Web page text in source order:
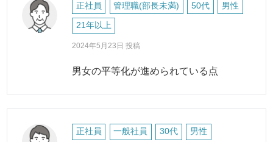
正社員 管理職(部長未満) 50代 男性
21年以上
2024年5月23日 投稿
男女の平等化が進められている点
正社員 一般社員 30代 男性